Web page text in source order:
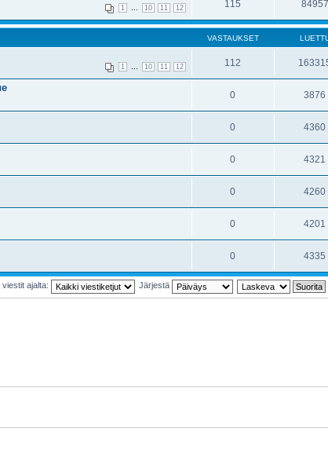
1 10 11 12 115 84957
VASTAUKSET
1 10 11 12 112
0 3876
0 4360
0 4321
0 4260
0 4201
0 4335
viestit ajalta: Järjestä